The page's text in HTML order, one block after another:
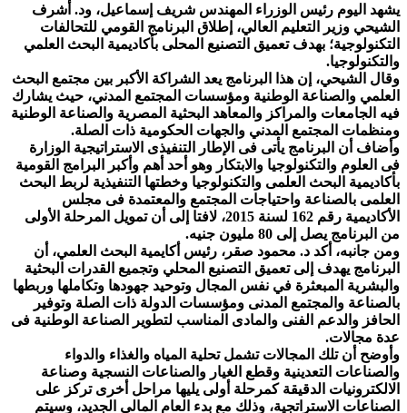
يشهد اليوم رئيس الوزراء المهندس شريف إسماعيل، ود. أشرف
الشيحي وزير التعليم العالي، إطلاق البرنامج القومي للتحالفات
التكنولوجية؛ بهدف تعميق التصنيع المحلى بأكاديمية البحث العلمي
والتكنولوجيا.
وقال الشيحي، إن هذا البرنامج يعد الشراكة الأكبر بين مجتمع البحث
العلمي والصناعة الوطنية ومؤسسات المجتمع المدني، حيث يشارك
فيه الجامعات والمراكز والمعاهد البحثية المصرية والصناعة الوطنية
ومنظمات المجتمع المدني والجهات الحكومية ذات الصلة.
وأضاف أن البرنامج يأتى فى الإطار التنفيذى الاستراتيجية الوزارة
فى العلوم والتكنولوجيا والابتكار وهو أحد أهم وأكبر البرامج القومية
بأكاديمية البحث العلمى والتكنولوجيا وخطتها التنفيذية لربط البحث
العلمى بالصناعة واحتياجات المجتمع والمعتمدة فى مجلس
الأكاديمية رقم 162 لسنة 2015، لافتا إلى أن تمويل المرحلة الأولى
من البرنامج يصل إلى 80 مليون جنيه.
ومن جانبه، أكد د. محمود صقر، رئيس أكايمية البحث العلمي، أن
البرنامج يهدف إلى تعميق التصنيع المحلي وتجميع القدرات البحثية
والبشرية المبعثرة في نفس المجال وتوحيد جهودها وتكاملها وربطها
بالصناعة والمجتمع المدنى ومؤسسات الدولة ذات الصلة وتوفير
الحافز والدعم الفنى والمادى المناسب لتطوير الصناعة الوطنية فى
عدة مجالات.
وأوضح أن تلك المجالات تشمل تحلية المياه والغذاء والدواء
والصناعات التعدينية وقطع الغيار والصناعات النسجية وصناعة
الالكترونيات الدقيقة كمرحلة أولى يليها مراحل أخرى تركز على
الصناعات الاستراتجية، وذلك مع بدء العام المالى الجديد، وسيتم